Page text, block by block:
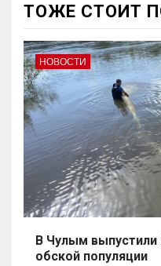
ТОЖЕ СТОИТ
НОВОСТИ
В Чулым
обской популяции